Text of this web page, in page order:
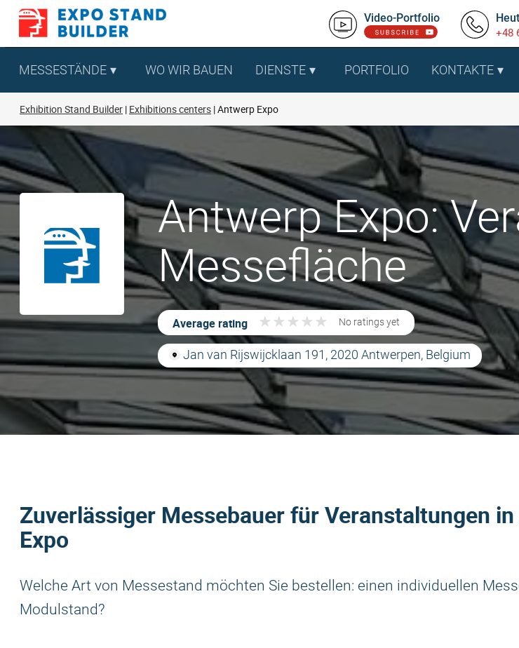
Zum
springen
Video-Portfolio
+48
MESSESTÄNDE WO WIR BAUEN DIENSTE PORTFOLIO KONTAKTE
Exhibition Stand Builder Exhibitions centers Antwerp Expo
Antwerp Expo:
Messefläche
Average rating ★ ★ ★ ★ ★
★ ★ ★ ★ ★ No ratings yet
Jan van Rijswijcklaan 191, 2020 Antwerpen, Belgium
Zuverlässiger Messebauer für Veranstaltungen
Expo
Welche Art von Messestand möchten Sie bestellen: einen individuellen
Modulstand?